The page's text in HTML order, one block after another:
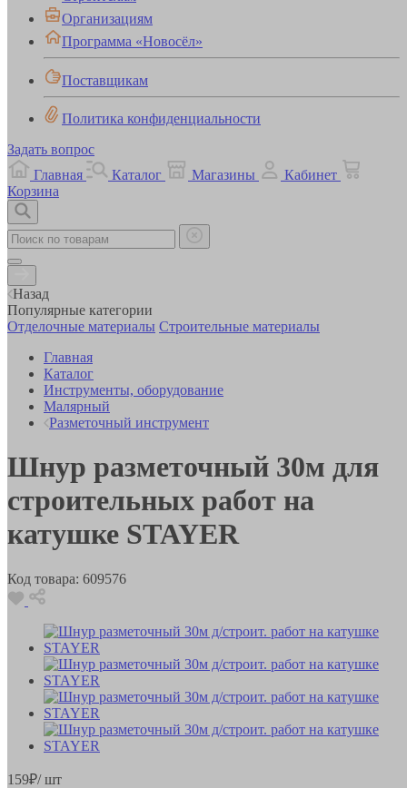
Организациям
Программа «Новосёл»
Поставщикам
Политика конфиденциальности
Задать вопрос
Главная
Каталог Магазины
Кабинет
Корзина
Назад
Популярные категории
Отделочные материалы Строительные материалы
Главная
Каталог
Инструменты, оборудование
Малярный
Разметочный инструмент
Шнур разметочный 30м для
строительных работ на
катушке STAYER
Код товара: 609576
159₽/ шт